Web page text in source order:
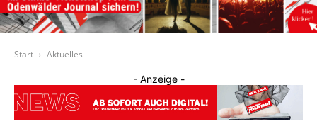
Start Aktuelles
- Anzeige -